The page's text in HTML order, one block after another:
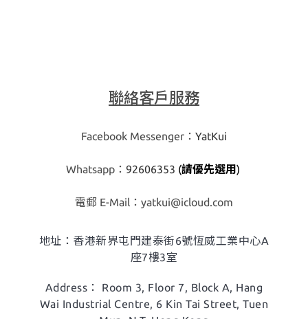
聯絡客戶服務
Facebook Messenger： YatKui
Whatsapp： 92606353 (請優先選用)
​電郵 E-Mail： yatkui@icloud.com
地址：香港新界屯門建泰街6號恆威工業中心A
座7樓3室
Address： Room 3, Floor 7, Block A, Hang
Wai Industrial Centre, 6 Kin Tai Street, Tuen